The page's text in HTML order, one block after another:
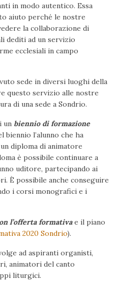
in modo autentico. Essa
aiuto perché le nostre
la collaborazione di
dediti ad un servizio
ecclesiali in campo
sede in diversi luoghi della
questo servizio alle nostre
di una sede a Sondrio.
un biennio di formazione
biennio l’alunno che ha
diploma di animatore
è possibile continuare a
uditore, partecipando ai
È possibile anche conseguire
i corsi monografici e i
l’offerta formativae il piano
2020 Sondrio).
ad aspiranti organisti,
animatori del canto
liturgici.